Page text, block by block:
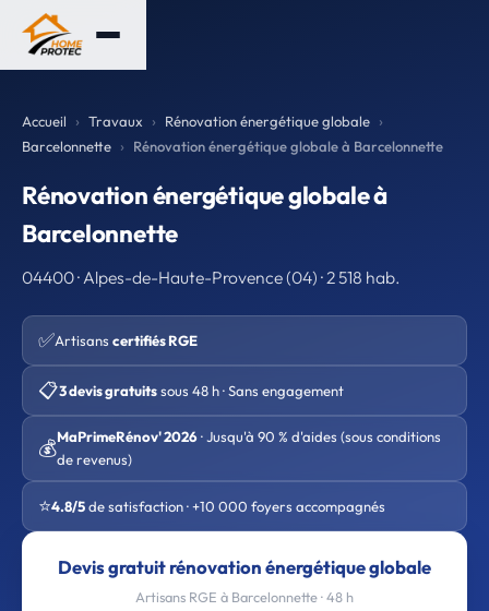
Accueil Travaux
Rénovation énergétique globale
Barcelonnette
Rénovation énergétique globale à Barcelonnette
Rénovation énergétique globale à
Barcelonnette
04400 · Alpes-de-Haute-Provence (04) · 2 518 hab.
✅Artisans certifiés RGE
📋3 devis gratuitssous 48 h · Sans engagement
💰MaPrimeRénov' 2026· Jusqu'à 90 % d'aides (sous conditions
de revenus)
⭐4.8/5de satisfaction · +10 000 foyers accompagnés
Devis gratuit rénovation énergétique globale
Artisans RGE à Barcelonnette · 48 h